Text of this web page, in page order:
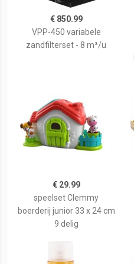
€ 850.99
VPP-450 variabele
zandfilterset - 8 m³/u
€ 29.99
speelset Clemmy
boerderij junior 33 x 24 cm
9 delig